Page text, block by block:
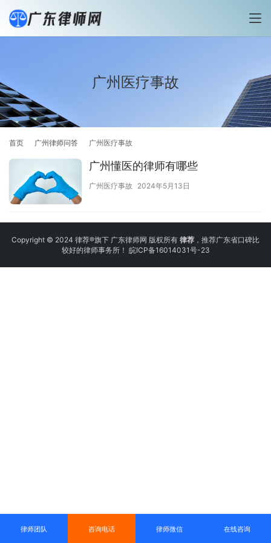
广州医疗事故
首页 广州律师问答 广州医疗事故
广州懂医的律师有哪些
广州医疗事故 2024年5月13日
Copyright © 2024 律荐®旗下 广东律师网 版权所有 律荐 ，推荐广东省口碑比
较好的律师事务所！ 皖ICP备16014031号-23
律师团队 咨询电话 律师微信 在线咨询